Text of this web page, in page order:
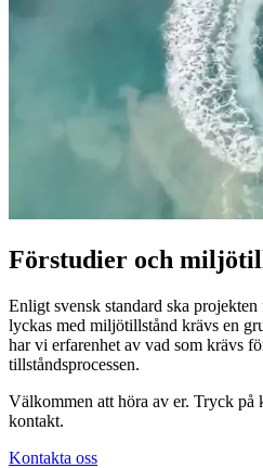
Förstudier och
Enligt svensk standard ska
lyckas med miljötillstånd krävs en
har vi erfarenhet av vad som krävs
tillståndsprocessen.
Välkommen att höra av er. Tryck på
kontakt.
Kontakta oss